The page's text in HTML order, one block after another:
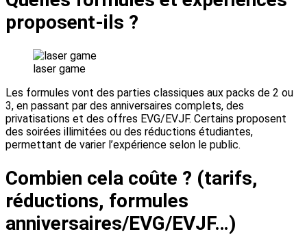
proposent-ils ?
laser game
Les formules vont des parties classiques aux packs de 2 ou
3, en passant par des anniversaires complets, des
privatisations et des offres EVG/EVJF. Certains proposent
des soirées illimitées ou des réductions étudiantes,
permettant de varier l’expérience selon le public.
Combien cela coûte ? (tarifs,
réductions, formules
anniversaires/EVG/EVJF…)